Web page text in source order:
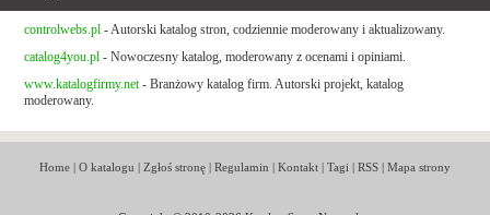
controlwebs.pl - Autorski katalog stron, codziennie moderowany i aktualizowany.
catalog4you.pl - Nowoczesny katalog, moderowany z ocenami i opiniami.
www.katalogfirmy.net - Branżowy katalog firm. Autorski projekt, katalog
moderowany.
Home| O katalogu | Zgłoś stronę| Regulamin | Kontakt| Tagi | RSS| Mapa strony